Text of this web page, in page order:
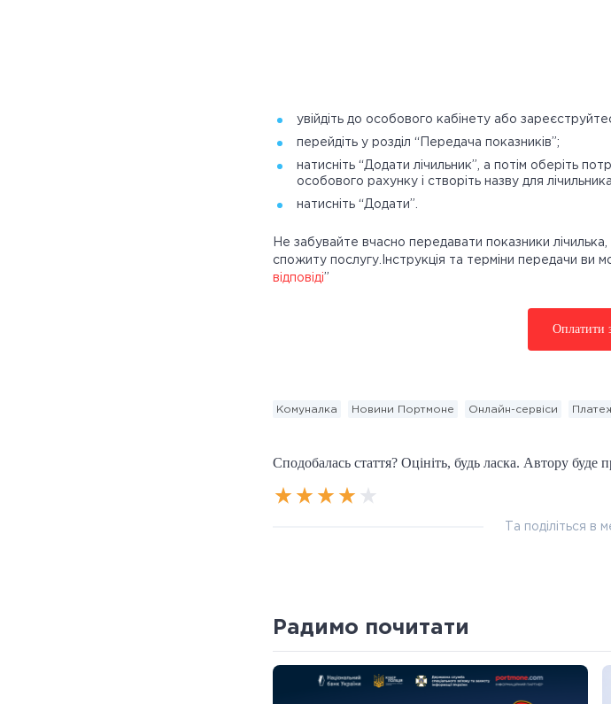
увійдіть до особового кабінету або
перейдіть у розділ “Передача показників”;
натисніть “Додати лічильник”, а потім оберіть
особового рахунку і створіть назву для
натисніть “Додати”.
Не забувайте вчасно передавати показники
спожиту послугу.Інструкція та терміни передачи ви
відповіді”
Оплатити
Комуналка Новини Портмоне Онлайн-сервіси
Сподобалась стаття? Оцініть, будь ласка. Автору буде
Та поділіться в
Радимо почитати